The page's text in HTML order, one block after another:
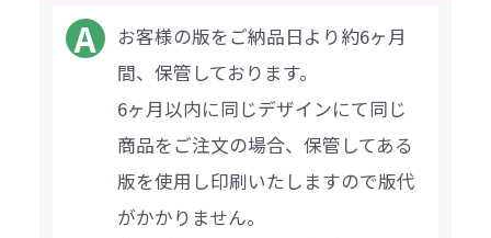
お客様の版をご納品日より約6ヶ月
間、保管しております。
6ヶ月以内に同じデザインにて同じ
商品をご注文の場合、保管してある
版を使用し印刷いたしますので版代
がかかりません。